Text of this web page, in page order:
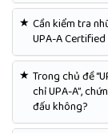
★ Cần kiểm tra
UPA-A
★ Trong chủ đề
chỉ UPA-A”,
đấu không?